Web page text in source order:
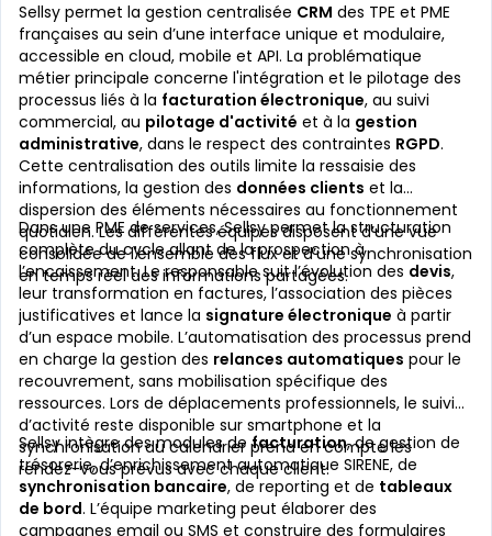
Sellsy permet la gestion centralisée CRM des TPE et PME
françaises au sein d’une interface unique et modulaire,
accessible en cloud, mobile et API. La problématique
métier principale concerne l'intégration et le pilotage des
processus liés à la facturation électronique, au suivi
commercial, au pilotage d'activité et à la gestion
administrative, dans le respect des contraintes RGPD.
Cette centralisation des outils limite la ressaisie des
informations, la gestion des données clients et la
dispersion des éléments nécessaires au fonctionnement
quotidien. Les différentes équipes disposent d’une vue
consolidée de l'ensemble des flux et d’une synchronisation
en temps réel des informations partagées.
Dans une PME de services, Sellsy permet la structuration
complète du cycle allant de la prospection à
l’encaissement. Le responsable suit l’évolution des devis,
leur transformation en factures, l’association des pièces
justificatives et lance la signature électronique à partir
d’un espace mobile. L’automatisation des processus prend
en charge la gestion des relances automatiques pour le
recouvrement, sans mobilisation spécifique des
ressources. Lors de déplacements professionnels, le suivi
d’activité reste disponible sur smartphone et la
synchronisation du calendrier prend en compte les
rendez-vous prévus avec chaque client.
Sellsy intègre des modules defacturation, de gestion de
trésorerie, d’enrichissement automatique SIRENE, de
synchronisation bancaire, de reporting et de tableaux
de bord. L’équipe marketing peut élaborer des
campagnes email ou SMS et construire des formulaires